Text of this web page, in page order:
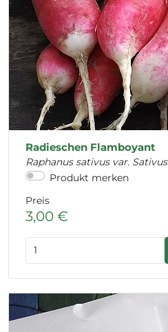
Radieschen Flamboyant
Raphanus sativus var. Sativus
Produkt merken
Preis
3,00 €